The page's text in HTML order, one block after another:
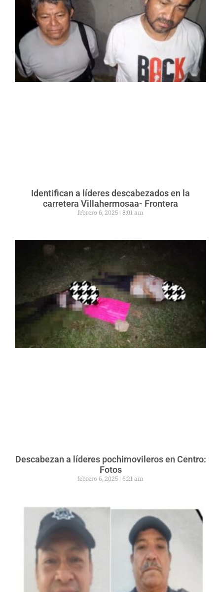
Identifican a líderes descabezados en la
carretera Villahermosaa- Frontera
febrero 6, 2025 8:01 am
Descabezan a líderes pochimovileros en Centro:
Fotos
febrero 6, 2025 6:21 am